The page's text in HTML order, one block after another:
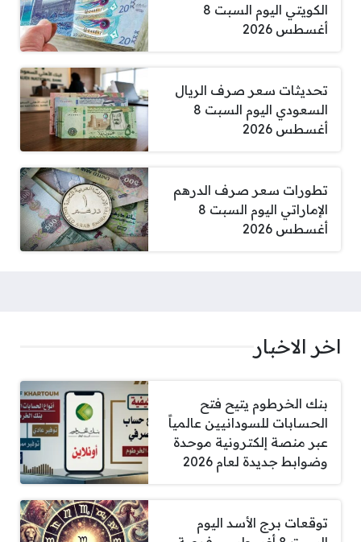
الكويتي اليوم السبت 8
أغسطس 2026
تحديثات سعر صرف الريال
السعودي اليوم السبت 8
أغسطس 2026
تطورات سعر صرف الدرهم
الإماراتي اليوم السبت 8
أغسطس 2026
اخر الاخبار
بنك الخرطوم يتيح فتح
الحسابات للسودانيين عالمياً
عبر منصة إلكترونية موحدة
وضوابط جديدة لعام 2026
توقعات برج الأسد اليوم